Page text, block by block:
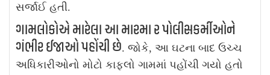
સર્જાઈ હતી.
ગામલોકોએ મારેલા આ મારમા ૨ પોલીસકર્મીઓને
ગંભીર ઈજાઓ પહોંચી છે. જોકે, આ ઘટના બાદ ઉચ્ચ
અધિકારીઓનો મોટો કાફલો ગામમાં પહોંચી ગયો હતો